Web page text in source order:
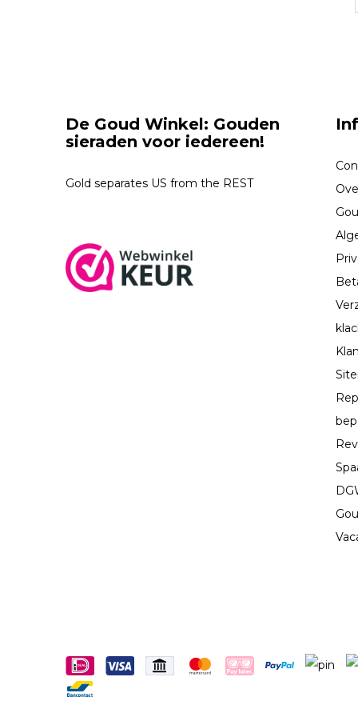
De Goud Winkel: Gouden
sieraden voor iedereen!
Gold separates US from the REST